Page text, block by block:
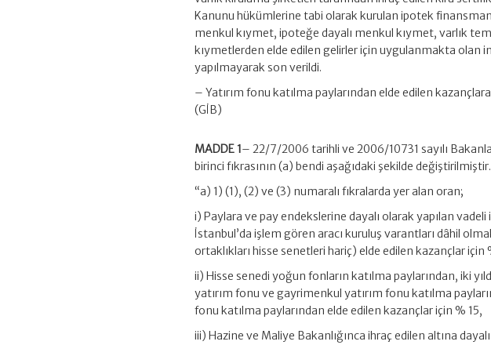
Kanunu hükümlerine tabi olarak kurulan ipotek
menkul kıymet, ipoteğe dayalı menkul kıymet, varlık
kıymetlerden elde edilen gelirler için uygulanmakta olan
yapılmayarak son verildi.
– Yatırım fonu katılma paylarından elde edilen
(GİB)
MADDE 1 – 22/7/2006 tarihli ve 2006/10731 sayılı
birinci fıkrasının (a) bendi aşağıdaki şekilde değiştirilmiştir.
“a) 1) (1), (2) ve (3) numaralı fıkralarda yer alan oran;
i) Paylara ve pay endekslerine dayalı olarak yapılan
İstanbul’da işlem gören aracı kuruluş varantları dâhil
ortaklıkları hisse senetleri hariç) elde edilen kazançlar için
ii) Hisse senedi yoğun fonların katılma paylarından, iki
yatırım fonu ve gayrimenkul yatırım fonu katılma
fonu katılma paylarından elde edilen kazançlar için % 15,
iii) Hazine ve Maliye Bakanlığınca ihraç edilen altına